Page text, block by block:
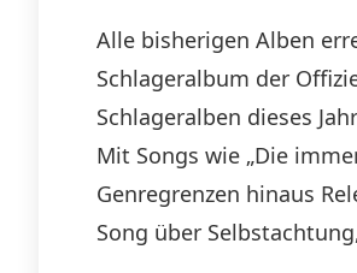
Alle bisherigen Alben
Schlageralbum der
Schlageralben dieses
Mit Songs wie „Die
Genregrenzen hinaus
Song über